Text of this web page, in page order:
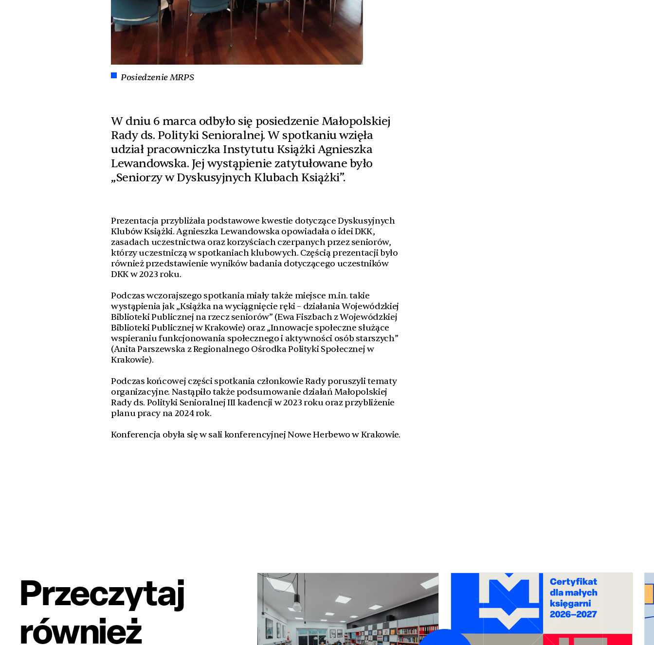
Posiedzenie MRPS
W dniu 6 marca odbyło się posiedzenie Małopolskiej
Rady ds. Polityki Senioralnej. W spotkaniu wzięła
udział pracowniczka Instytutu Książki Agnieszka
Lewandowska. Jej wystąpienie zatytułowane było
„Seniorzy w Dyskusyjnych Klubach Książki”.
Prezentacja przybliżała podstawowe kwestie dotyczące Dyskusyjnych
Klubów Książki. Agnieszka Lewandowska opowiadała o idei DKK,
zasadach uczestnictwa oraz korzyściach czerpanych przez seniorów,
którzy uczestniczą w spotkaniach klubowych. Częścią prezentacji było
również przedstawienie wyników badania dotyczącego uczestników
DKK w 2023 roku.
Podczas wczorajszego spotkania miały także miejsce m.in. takie
wystąpienia jak „Książka na wyciągnięcie ręki – działania Wojewódzkiej
Biblioteki Publicznej na rzecz seniorów” (Ewa Fiszbach z Wojewódzkiej
Biblioteki Publicznej w Krakowie) oraz „Innowacje społeczne służące
wspieraniu funkcjonowania społecznego i aktywności osób starszych”
(Anita Parszewska z Regionalnego Ośrodka Polityki Społecznej w
Krakowie).
Podczas końcowej części spotkania członkowie Rady poruszyli tematy
organizacyjne. Nastąpiło także podsumowanie działań Małopolskiej
Rady ds. Polityki Senioralnej III kadencji w 2023 roku oraz przybliżenie
planu pracy na 2024 rok.
Konferencja obyła się w sali konferencyjnej Nowe Herbewo w Krakowie.
Przeczytaj
również